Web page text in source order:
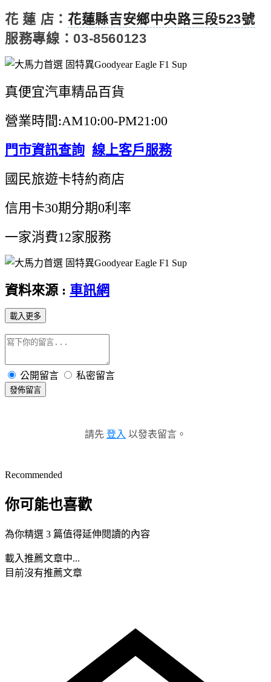
花 蓮 店： 花蓮縣吉安鄉中央路三段523號
服務專線：03-8560123
真便宜汽車精品百貨
營業時間:AM10:00-PM21:00
門市資訊查詢 線上客戶服務
國民旅遊卡特約商店
信用卡30期分期0利率
一家消費12家服務
資料來源 : 車訊網
載入更多
公開留言 私密留言
發佈留言
請先 登入 以發表留言。
Recommended
你可能也喜歡
為你精選 3 篇值得延伸閱讀的內容
載入推薦文章中...
目前沒有推薦文章